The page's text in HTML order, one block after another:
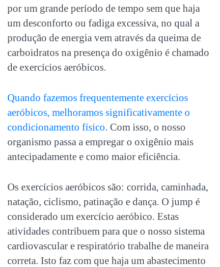
por um grande período de tempo sem que haja
um desconforto ou fadiga excessiva, no qual a
produção de energia vem através da queima de
carboidratos na presença do oxigênio é chamado
de exercícios aeróbicos.
Quando fazemos frequentemente exercícios
aeróbicos, melhoramos significativamente o
condicionamento físico. Com isso, o nosso
organismo passa a empregar o oxigênio mais
antecipadamente e como maior eficiência.
Os exercícios aeróbicos são: corrida, caminhada,
natação, ciclismo, patinação e dança. O jump é
considerado um exercício aeróbico. Estas
atividades contribuem para que o nosso sistema
cardiovascular e respiratório trabalhe de maneira
correta. Isto faz com que haja um abastecimento